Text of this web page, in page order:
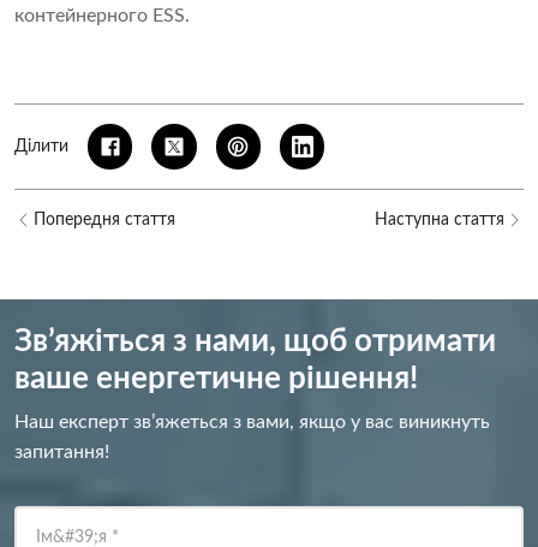
контейнерного ESS.
Ділити
Попередня стаття Наступна стаття
Зв’яжіться з нами, щоб отримати
ваше енергетичне рішення!
Наш експерт зв’яжеться з вами, якщо у вас виникнуть
запитання!
Ім&#39;я *